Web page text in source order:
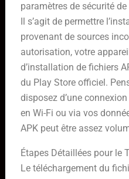
paramètres de sécurité
Il s’agit de permettre
provenant de sources
autorisation, votre
d’installation de fichiers
du Play Store officiel.
disposez d’une
en Wi-Fi ou via vos
APK peut être assez
Étapes Détaillées pour le
Le téléchargement du